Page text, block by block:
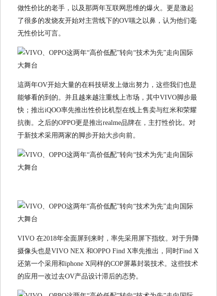
做性价比的老手，以及那两年互联网思维的爆火。更是激起
了很多的发烧友开始对主营线下的OV嗤之以鼻，认为他们毫
无性价比可言。
這两年OV开始大量的在科技研发上做出努力，这些我们也是
能够看的到的。并且越来越注重线上市场，其中VIVO脚步最
快；推出iQOO率先推出性价比机型在线上售卖与红米和荣耀
抗衡。之后的OPPO更是推出realme品牌在，主打性价比。对
于新技术采用两家的脚步开始大步向前。
VIVO 在2018年全面屏到来时，率先采用屏下指纹。对于升降
摄像头也是VIVO NEX 和OPPO Find X率先推出，同时Find X
还第一个采用和iphone X同样的COP屏幕封装技术。这些技术
的应用一改过去OV产品设计滞后的态势。